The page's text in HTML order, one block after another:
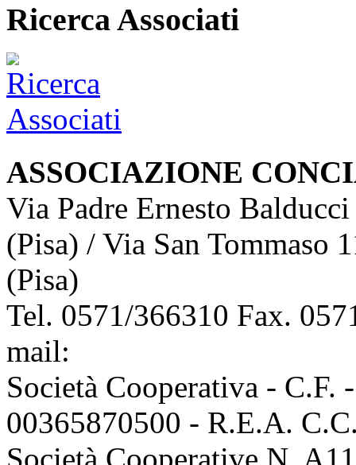
Ricerca Associati
ASSOCIAZIONE
Via Padre Ernesto
(Pisa) / Via San Tommaso
(Pisa)
Tel. 0571/366310 Fax.
mail:
Società Cooperativa - C.F.
00365870500 - R.E.A.